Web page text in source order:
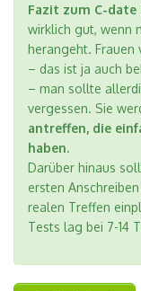
Fazit zum C-date
wirklich gut, wenn
herangeht. Frauen
– das ist ja auch
– man sollte
vergessen. Sie
antreffen, die
haben.
Darüber hinaus
ersten
realen Treffen
Tests lag bei 7-14